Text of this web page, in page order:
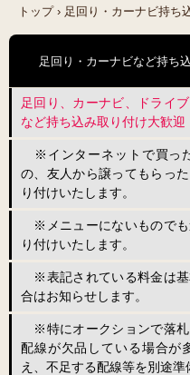
トップ › 足回り・カーナビ持ち
足回り・カーナビなど持ち
足回り、カーナビ、ドライ
など持ち込み取り付け大歓迎
※インターネットで買っ
の、友人から譲ってもらっ
り付けいたします。
※メニューにないものでも
り付けいたします。
※表記されている料金は基
合はお知らせします。
※特にオークションで落札
配線が欠品している場合が
え、不足する配線等を別途準